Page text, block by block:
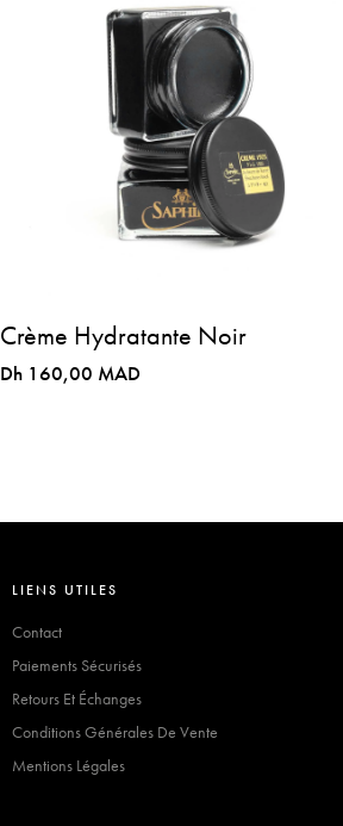
Crème Hydratante Noir
Dh 160,00 MAD
LIENS UTILES
Contact
Paiements Sécurisés
Retours Et Échanges
Conditions Générales De Vente
Mentions Légales